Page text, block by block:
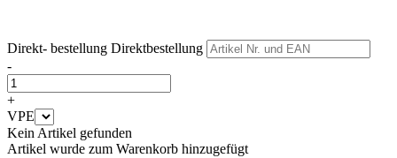
Direkt- bestellung Direktbestellung
-
+
VPE
Kein Artikel gefunden
Artikel wurde zum Warenkorb hinzugefügt